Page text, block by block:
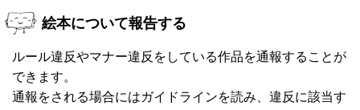
絵本について報告する
ルール違反やマナー違反をしている作品を通報することが
できます。
通報をされる場合にはガイドラインを読み、違反に該当す